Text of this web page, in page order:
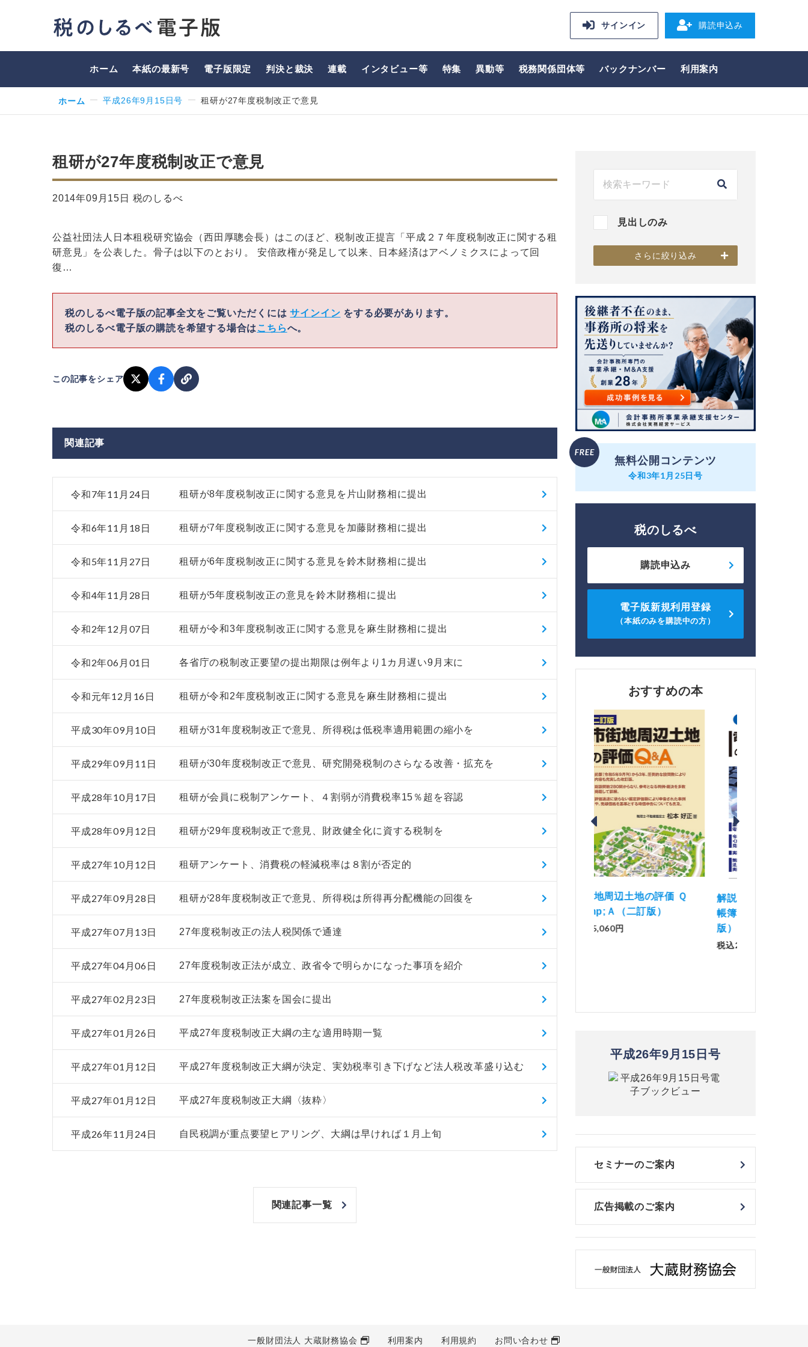
サインイン 購読申込み
ホーム 本紙の最新号 電子版限定 判決と裁決 連載 インタビュー等 特集 異動等 税務関係団体等 バックナンバー 利用案内
ホーム 平成26年9月15日号 租研が27年度税制改正で意見
租研が27年度税制改正で意見
2014年09月15日 税のしるべ
公益社団法人日本租税研究協会（西田厚聰会長）はこのほど、税制改正提言「平成２７年度税制改正に関する租
研意見」を公表した。骨子は以下のとおり。 安倍政権が発足して以来、日本経済はアベノミクスによって回
復…
税のしるべ電子版の記事全文をご覧いただくにはサインイン をする必要があります。
税のしるべ電子版の購読を希望する場合は こちらへ。
この記事をシェア
関連記事
令和7年11月24日 租研が8年度税制改正に関する意見を片山財務相に提出
令和6年11月18日 租研が7年度税制改正に関する意見を加藤財務相に提出
令和5年11月27日 租研が6年度税制改正に関する意見を鈴木財務相に提出
令和4年11月28日 租研が5年度税制改正の意見を鈴木財務相に提出
令和2年12月07日 租研が令和3年度税制改正に関する意見を麻生財務相に提出
令和2年06月01日 各省庁の税制改正要望の提出期限は例年より1カ月遅い9月末に
令和元年12月16日 租研が令和2年度税制改正に関する意見を麻生財務相に提出
平成30年09月10日 租研が31年度税制改正で意見、所得税は低税率適用範囲の縮小を
平成29年09月11日 租研が30年度税制改正で意見、研究開発税制のさらなる改善・拡充を
平成28年10月17日 租研が会員に税制アンケート、４割弱が消費税率15％超を容認
平成28年09月12日 租研が29年度税制改正で意見、財政健全化に資する税制を
平成27年10月12日 租研アンケート、消費税の軽減税率は８割が否定的
平成27年09月28日 租研が28年度税制改正で意見、所得税は所得再分配機能の回復を
平成27年07月13日 27年度税制改正の法人税関係で通達
平成27年04月06日 27年度税制改正法が成立、政省令で明らかになった事項を紹介
平成27年02月23日 27年度税制改正法案を国会に提出
平成27年01月26日 平成27年度税制改正大綱の主な適用時期一覧
平成27年01月12日 平成27年度税制改正大綱が決定、実効税率引き下げなど法人税改革盛り込む
平成27年01月12日 平成27年度税制改正大綱〈抜粋〉
平成26年11月24日 自民税調が重点要望ヒアリング、大綱は早ければ１月上旬
関連記事一覧
見出しのみ
さらに絞り込み
無料公開コンテンツ
令和3年1月25日号
税のしるべ
購読申込み
電子版新規利用登録
（本紙のみを購読中の方）
おすすめの本
非上場株式の評価の仕方と記載
税込4,950円
市街地周辺土地の評価 Ｑ
解説とQ&amp;Aでわかる 電子
帳簿等保存制度の実務（改訂
版）
「資産承継」
No.44）
平成26年9月15日号
セミナーのご案内
広告掲載のご案内
一般財団法人 大蔵財務協会 利用案内 利用規約 お問い合わせ